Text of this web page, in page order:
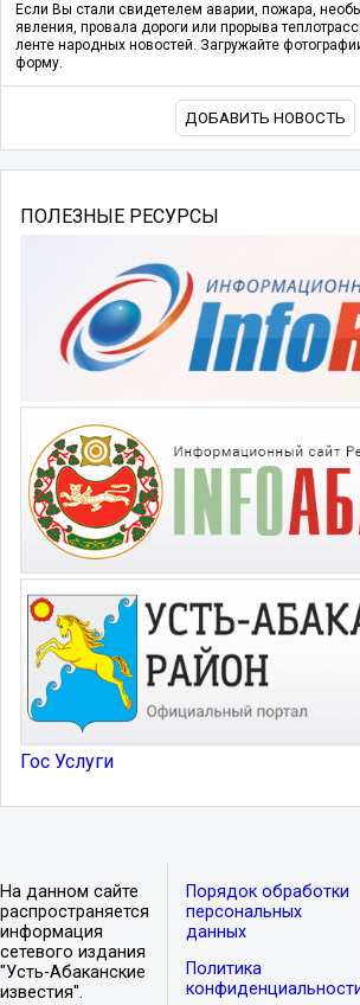
Если Вы стали свидетелем аварии, пожара,
явления, провала дороги или прорыва
ленте народных новостей. Загружайте
форму.
ДОБАВИТЬ НОВОСТЬ
ПОЛЕЗНЫЕ РЕСУРСЫ
Гос Услуги
На данном сайте
распространяется
информация
сетевого издания
"Усть-Абаканские
известия".
Порядок обработки
персональных
данных
Политика